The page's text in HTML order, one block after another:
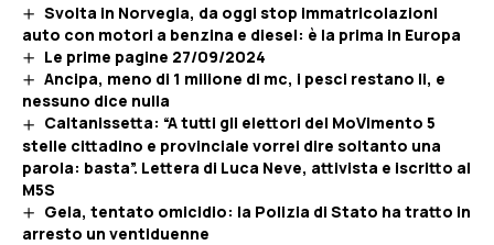
Svolta in Norvegia, da oggi stop immatricolazioni
auto con motori a benzina e diesel: è la prima in Europa
Le prime pagine 27/09/2024
Ancipa, meno di 1 milione di mc, i pesci restano li, e
nessuno dice nulla
Caltanissetta: “A tutti gli elettori del MoVimento 5
stelle cittadino e provinciale vorrei dire soltanto una
parola: basta”. Lettera di Luca Neve, attivista e iscritto al
M5S
Gela, tentato omicidio: la Polizia di Stato ha tratto in
arresto un ventiduenne